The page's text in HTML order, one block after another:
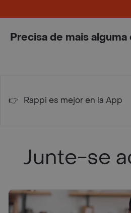
Precisa de mais alguma
👉 Rappi es mejor en la App
Junte-se